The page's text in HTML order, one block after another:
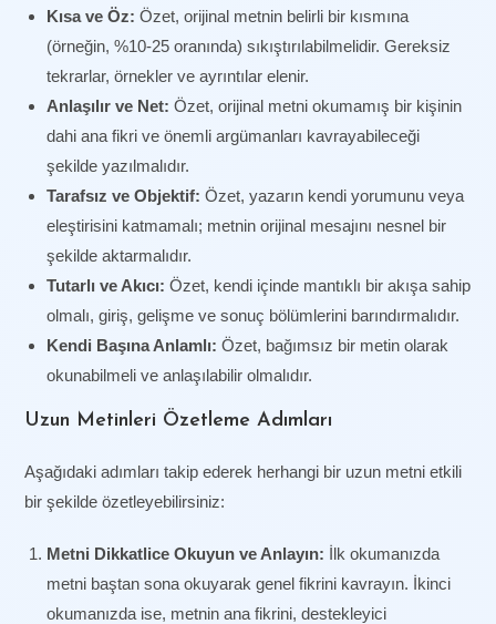
Kısa ve Öz: Özet, orijinal metnin belirli bir kısmına
(örneğin, %10-25 oranında) sıkıştırılabilmelidir. Gereksiz
tekrarlar, örnekler ve ayrıntılar elenir.
Anlaşılır ve Net: Özet, orijinal metni okumamış bir kişinin
dahi ana fikri ve önemli argümanları kavrayabileceği
şekilde yazılmalıdır.
Tarafsız ve Objektif: Özet, yazarın kendi yorumunu veya
eleştirisini katmamalı; metnin orijinal mesajını nesnel bir
şekilde aktarmalıdır.
Tutarlı ve Akıcı: Özet, kendi içinde mantıklı bir akışa sahip
olmalı, giriş, gelişme ve sonuç bölümlerini barındırmalıdır.
Kendi Başına Anlamlı: Özet, bağımsız bir metin olarak
okunabilmeli ve anlaşılabilir olmalıdır.
Uzun Metinleri Özetleme Adımları
Aşağıdaki adımları takip ederek herhangi bir uzun metni etkili
bir şekilde özetleyebilirsiniz:
Metni Dikkatlice Okuyun ve Anlayın: İlk okumanızda
metni baştan sona okuyarak genel fikrini kavrayın. İkinci
okumanızda ise, metnin ana fikrini, destekleyici